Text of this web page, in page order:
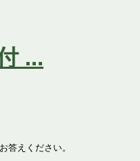
...
答えください。